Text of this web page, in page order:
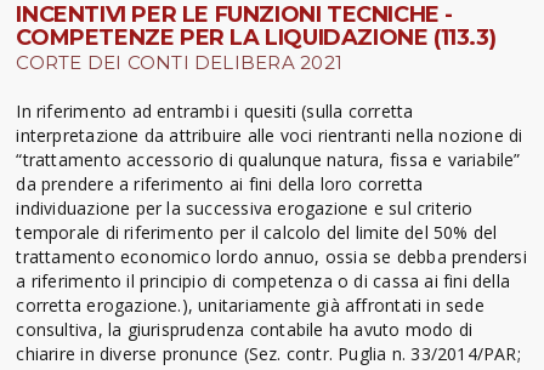
INCENTIVI PER LE FUNZIONI TECNICHE -
COMPETENZE PER LA LIQUIDAZIONE (113.3)
CORTE DEI CONTI DELIBERA 2021
In riferimento ad entrambi i quesiti (sulla corretta
interpretazione da attribuire alle voci rientranti nella nozione di
“trattamento accessorio di qualunque natura, fissa e variabile”
da prendere a riferimento ai fini della loro corretta
individuazione per la successiva erogazione e sul criterio
temporale di riferimento per il calcolo del limite del 50% del
trattamento economico lordo annuo, ossia se debba prendersi
a riferimento il principio di competenza o di cassa ai fini della
corretta erogazione.), unitariamente già affrontati in sede
consultiva, la giurisprudenza contabile ha avuto modo di
chiarire in diverse pronunce (Sez. contr. Puglia n. 33/2014/PAR;